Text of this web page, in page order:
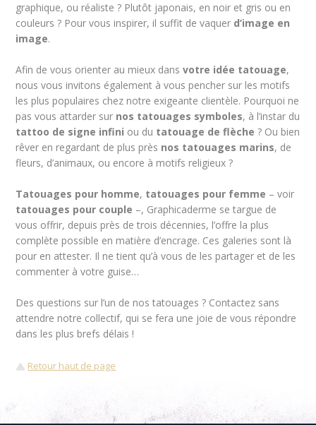
graphique, ou réaliste ? Plutôt japonais, en noir et gris ou en
couleurs ? Pour vous inspirer, il suffit de vaquer d’image en
image.
Afin de vous orienter au mieux dansvotre idée tatouage,
nous vous invitons également à vous pencher sur les motifs
les plus populaires chez notre exigeante clientèle. Pourquoi ne
pas vous attarder sur nos tatouages symboles, à l’instar du
tattoo de signe infini ou du tatouage de flèche ? Ou bien
rêver en regardant de plus près nos tatouages marins, de
fleurs, d’animaux, ou encore à motifs religieux ?
Tatouages pour homme, tatouages pour femme – voir
tatouages pour couple –, Graphicaderme se targue de
vous offrir, depuis près de trois décennies, l’offre la plus
complète possible en matière d’encrage. Ces galeries sont là
pour en attester. Il ne tient qu’à vous de les partager et de les
commenter à votre guise…
Des questions sur l’un de nos tatouages ? Contactez sans
attendre notre collectif, qui se fera une joie de vous répondre
dans les plus brefs délais !
Retour haut de page